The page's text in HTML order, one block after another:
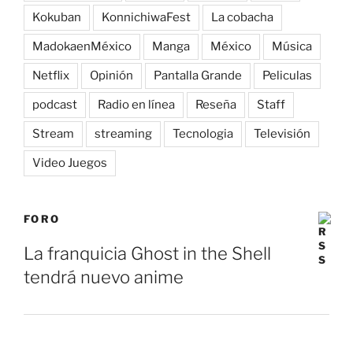
Kokuban KonnichiwaFest La cobacha
MadokaenMéxico Manga México Música
Netflix Opinión Pantalla Grande Peliculas
podcast Radio en línea Reseña Staff
Stream streaming Tecnologia Televisión
Video Juegos
FORO
La franquicia Ghost in the Shell
tendrá nuevo anime